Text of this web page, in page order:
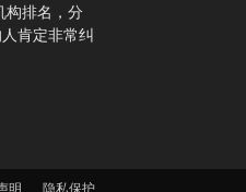
构排名，分
肯定非常纠